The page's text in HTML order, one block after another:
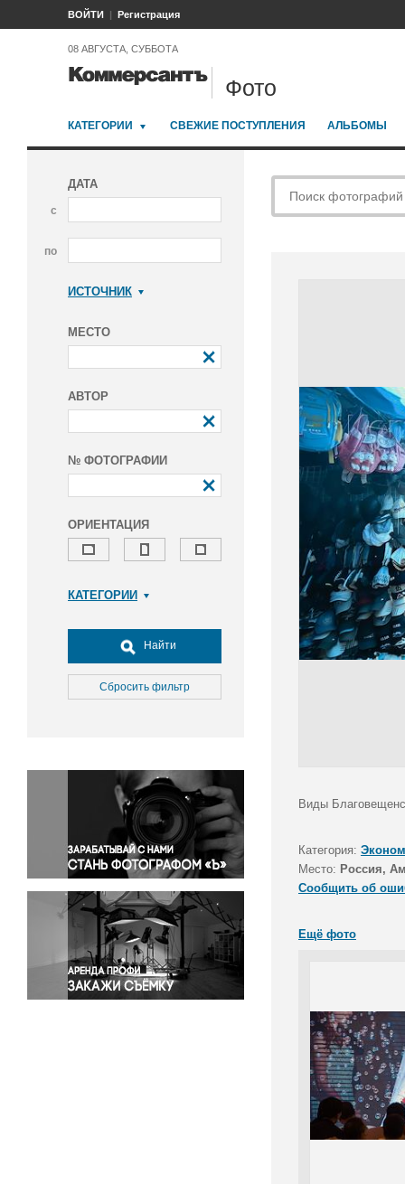
ВОЙТИ Регистрация
08 АВГУСТА, СУББОТА
Фото
КАТЕГОРИИ СВЕЖИЕ ПОСТУПЛЕНИЯ АЛЬБОМЫ
ДАТА
с
по
ИСТОЧНИК
МЕСТО
АВТОР
№ ФОТОГРАФИИ
ОРИЕНТАЦИЯ
КАТЕГОРИИ
Досуг, туризм и отдых
Культура
Медицина
Окружающая среда
Политика
Правосудие
Происшествия и конфликты
Религия
Светская жизнь
Спорт
Экология
Экономика и бизнес
Найти
Сбросить фильтр
Виды
Категория:
Место: Россия,
Сообщить об
Ещё фото